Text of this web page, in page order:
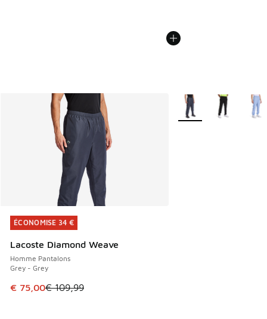
ÉCONOMISE 34 €
Lacoste Diamond Weave
Homme Pantalons
Grey - Grey
Cet article est en promotion. Prix en baisse de € 109,99 à
€ 75,00€ 109,99
ÉCONOMISE 34 €
Plus de couleurs